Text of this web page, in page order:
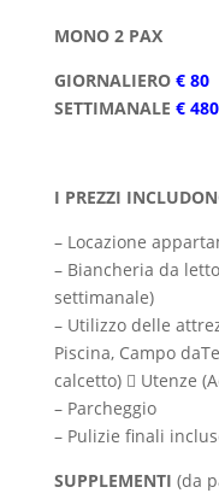
MONO 2 PAX
GIORNALIERO € 80
SETTIMANALE € 480
I PREZZI
– Locazione
– Biancheria da
settimanale)
– Utilizzo delle
Piscina, Campo
calcetto)  Utenze
– Parcheggio
– Pulizie finali
SUPPLEMENTI (da